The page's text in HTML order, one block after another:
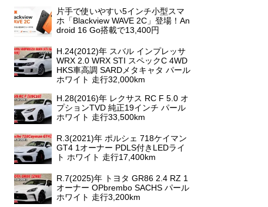
片手で使いやすい5インチ小型スマ
ホ「Blackview WAVE 2C」登場！An
droid 16 Go搭載で13,400円
H.24(2012)年 スバル インプレッサ
WRX 2.0 WRX STI スペックC 4WD
HKS車高調 SARDメタキャタ パール
ホワイト 走行32,000km
H.28(2016)年 レクサス RC F 5.0 オ
プションTVD 純正19インチ パール
ホワイト 走行33,500km
R.3(2021)年 ポルシェ 718ケイマン
GT4 1オーナー PDLS付きLEDライ
ト ホワイト 走行17,400km
R.7(2025)年 トヨタ GR86 2.4 RZ 1
オーナー OPbrembo SACHS パール
ホワイト 走行3,200km